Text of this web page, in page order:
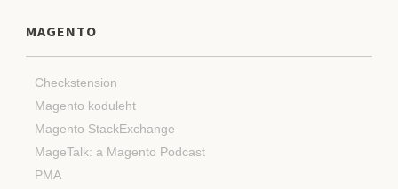
MAGENTO
Checkstension
Magento koduleht
Magento StackExchange
MageTalk: a Magento Podcast
PMA